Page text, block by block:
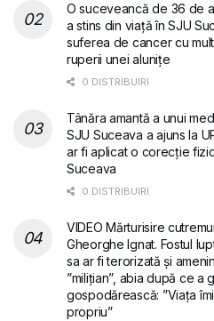
O suceveancă de 36 de
a stins din viață în SJU
suferea de cancer cu
ruperii unei alunițe
0 DISTRIBUIRI
Tânăra amantă a unui
SJU Suceava a ajuns la
ar fi aplicat o corecție
Suceava
0 DISTRIBUIRI
VIDEO Mărturisire
Gheorghe Ignat. Fostul
sa ar fi terorizată și
”milițian”, abia după ce a
gospodărească: ”Viața
propriu”